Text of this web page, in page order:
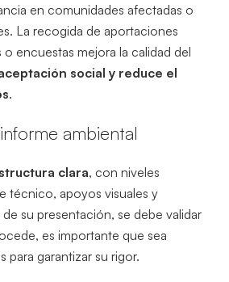
en comunidades afectadas o
La recogida de aportaciones
encuestas mejora la calidad del
social y reduce el
.
ambiental
clara, con niveles
técnico, apoyos visuales y
su presentación, se debe validar
es importante que sea
para garantizar su rigor.